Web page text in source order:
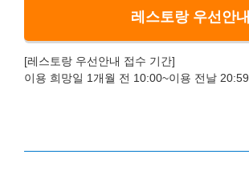
레스토랑 우선안내
[레스토랑 우선안내 접수 기간]
이용 희망일 1개월 전 10:00~이용 전날 20:59